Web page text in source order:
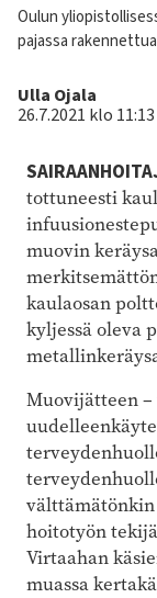
Kuvateksti
Oulun
pajassa
Kirjoittaja
Ulla Ojala
26.7.2021 klo 11:13
tottuneesti
muovin
kaulaosan
kyljessä oleva
Muovijätteen
hoitotyön
Virtaahan
muassa